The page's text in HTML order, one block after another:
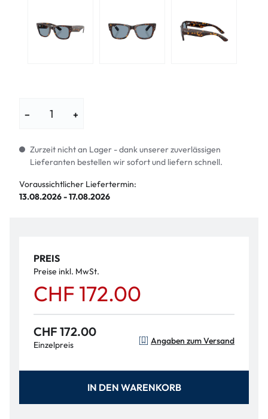
− +
Zurzeit nicht an Lager - dank unserer zuverlässigen
Lieferanten bestellen wir sofort und liefern schnell.
Voraussichtlicher Liefertermin:
13.08.2026 - 17.08.2026
PREIS
Preise inkl. MwSt.
CHF 172.00
CHF 172.00
Einzelpreis Angaben zum Versand
IN DEN WARENKORB